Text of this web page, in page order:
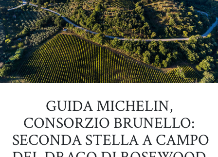
GUIDA MICHELIN,
CONSORZIO BRUNELLO:
SECONDA STELLA A CAMPO